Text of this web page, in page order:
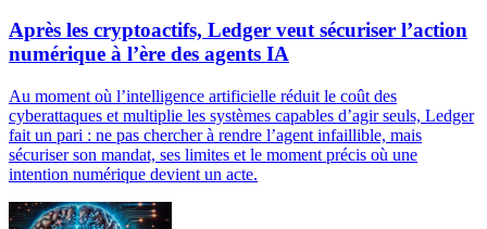
Après les cryptoactifs, Ledger veut sécuriser l’action
numérique à l’ère des agents IA
Au moment où l’intelligence artificielle réduit le coût des
cyberattaques et multiplie les systèmes capables d’agir seuls, Ledger
fait un pari : ne pas chercher à rendre l’agent infaillible, mais
sécuriser son mandat, ses limites et le moment précis où une
intention numérique devient un acte.